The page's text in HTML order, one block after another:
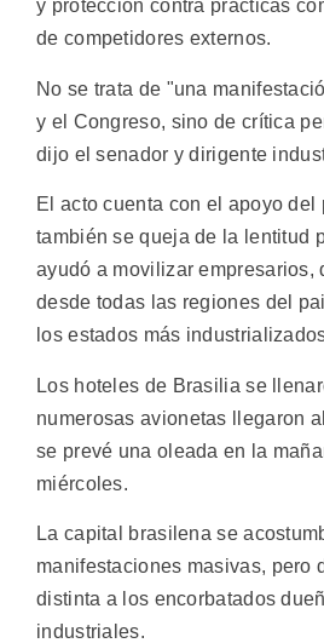
y protección contra prácticas
de competidores externos.
No se trata de "una
y el Congreso, sino de crítica
dijo el senador y dirigente
El acto cuenta con el apoyo del
también se queja de la lentitud
ayudó a movilizar empresarios,
desde todas las regiones del
los estados más
Los hoteles de Brasilia se
numerosas avionetas llegaron
se prevé una oleada en la
miércoles.
La capital brasilena se
manifestaciones masivas, pero
distinta a los encorbatados
industriales.